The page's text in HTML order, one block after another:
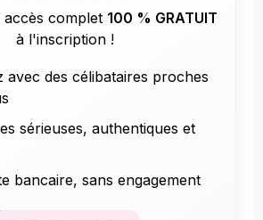
accès complet 100 % GRATUIT
à l'inscription !
avec des célibataires proches
sérieuses, authentiques et
bancaire, sans engagement